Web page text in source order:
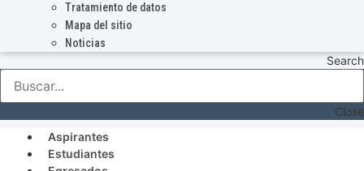
Tratamiento de datos
Mapa del sitio
Noticias
Search
Close
Aspirantes
Estudiantes